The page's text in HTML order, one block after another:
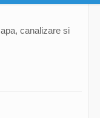
canalizare si